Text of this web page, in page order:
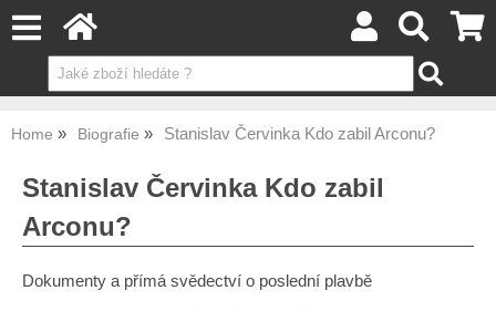
Home Biografie Stanislav Červinka Kdo zabil Arconu?
Stanislav Červinka Kdo zabil
Arconu?
Dokumenty a přímá svědectví o poslední plavbě